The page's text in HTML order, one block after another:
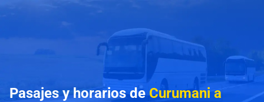
Pasajes y horarios deCurumani a